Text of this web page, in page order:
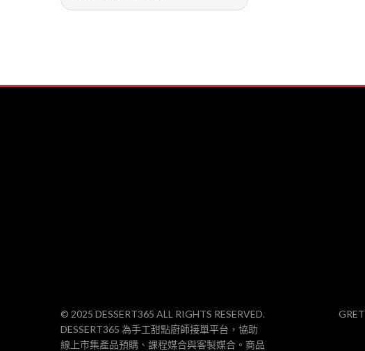
© 2025 DESSERT365 ALL RIGHTS RESERVED.
DESSERT365 為手工甜點廚師接單平台，協助
線上市集產品預購、課程媒合與客製媒合。商品